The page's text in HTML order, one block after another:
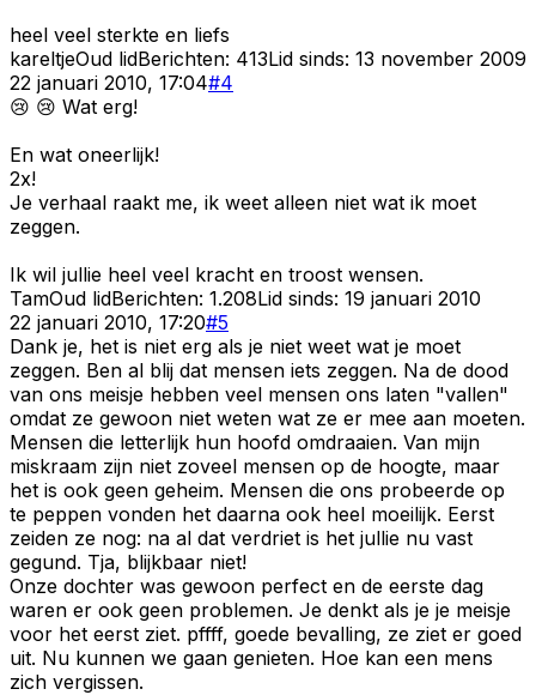
heel veel sterkte en liefs
kareltjeOud lidBerichten: 413Lid sinds: 13 november 2009
22 januari 2010, 17:04#4
😢 😢 Wat erg!
En wat oneerlijk!
2x!
Je verhaal raakt me, ik weet alleen niet wat ik moet
zeggen.
Ik wil jullie heel veel kracht en troost wensen.
TamOud lidBerichten: 1.208Lid sinds: 19 januari 2010
22 januari 2010, 17:20#5
Dank je, het is niet erg als je niet weet wat je moet
zeggen. Ben al blij dat mensen iets zeggen. Na de dood
van ons meisje hebben veel mensen ons laten "vallen"
omdat ze gewoon niet weten wat ze er mee aan moeten.
Mensen die letterlijk hun hoofd omdraaien. Van mijn
miskraam zijn niet zoveel mensen op de hoogte, maar
het is ook geen geheim. Mensen die ons probeerde op
te peppen vonden het daarna ook heel moeilijk. Eerst
zeiden ze nog: na al dat verdriet is het jullie nu vast
gegund. Tja, blijkbaar niet!
Onze dochter was gewoon perfect en de eerste dag
waren er ook geen problemen. Je denkt als je je meisje
voor het eerst ziet. pffff, goede bevalling, ze ziet er goed
uit. Nu kunnen we gaan genieten. Hoe kan een mens
zich vergissen.